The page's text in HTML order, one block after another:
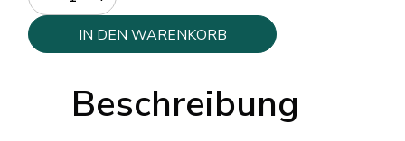
IN DEN WARENKORB
Beschreibung